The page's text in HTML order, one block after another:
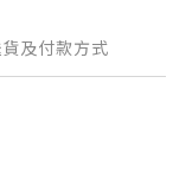
及付款方式